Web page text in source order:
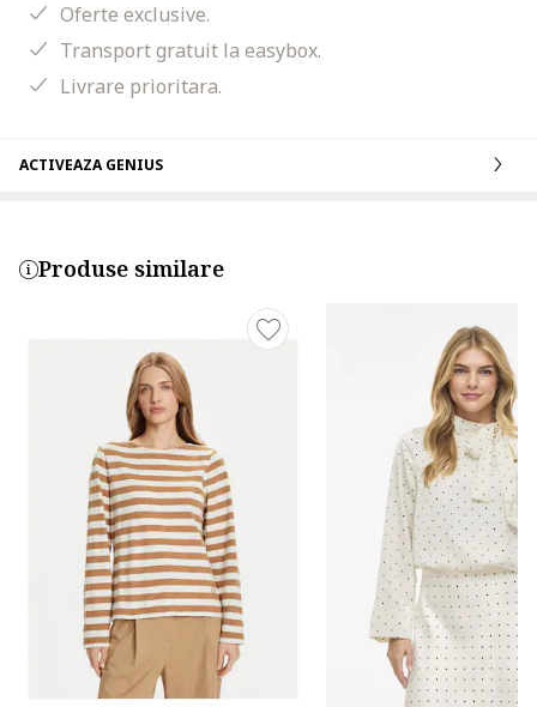
Oferte exclusive.
Transport gratuit la easybox.
Livrare prioritara.
ACTIVEAZA GENIUS
Produse similare